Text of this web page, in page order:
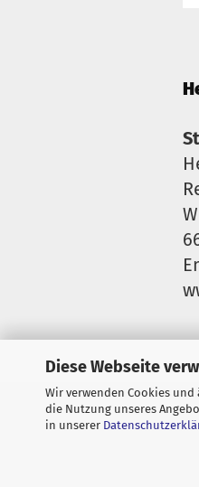
Diese Webseite
Wir verwenden Cookies
die Nutzung unseres
in unserer